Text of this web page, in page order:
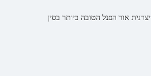
יצרנית אור הפנל הטובה ביותר בסין